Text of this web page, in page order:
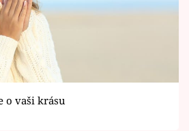
Karlovy Vary
o vaši krásu